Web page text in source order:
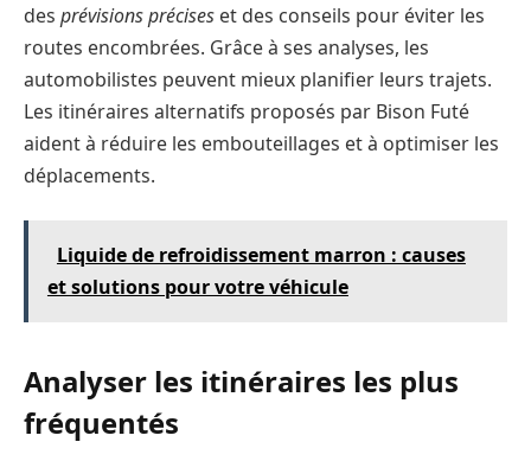
des prévisions précises et des conseils pour éviter les
routes encombrées. Grâce à ses analyses, les
automobilistes peuvent mieux planifier leurs trajets.
Les itinéraires alternatifs proposés par Bison Futé
aident à réduire les embouteillages et à optimiser les
déplacements.
Liquide de refroidissement marron : causes
et solutions pour votre véhicule
Analyser les itinéraires les plus
fréquentés